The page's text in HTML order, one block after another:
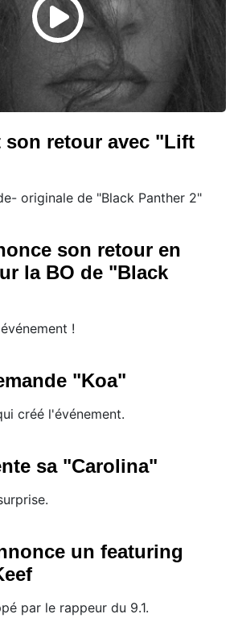
son retour avec "Lift
originale de "Black Panther 2"
son retour en
la BO de "Black
!
"Koa"
créé l'événement.
sa "Carolina"
un featuring
par le rappeur du 9.1.